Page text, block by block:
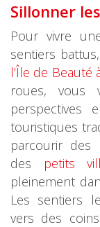
Sillonner
Pour vivre
sentiers
l’Île de Beauté
roues, vous
perspectives
touristiques
parcourir des
des
petits
pleinement
Les sentiers
vers des